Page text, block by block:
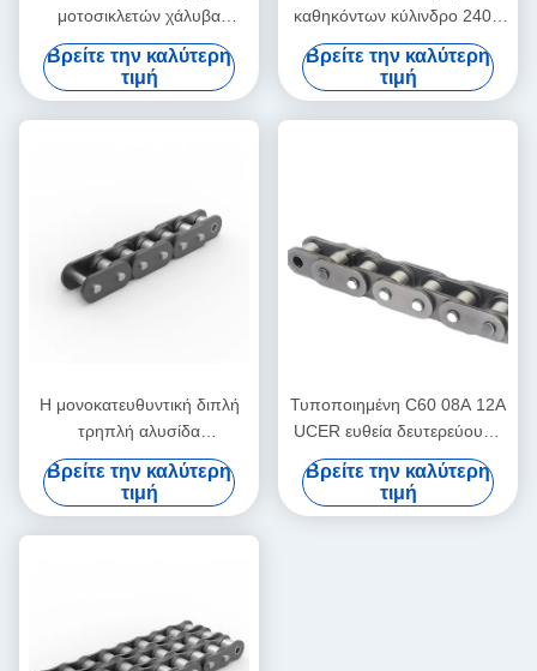
μοτοσικλετών χάλυβα
κραμάτων 415 420 428
μετάδοσης αλυσίδων Drive
Βρείτε την καλύτερη
τιμή
καθηκόντων κύλινδρο 240H
αλυσοδένει μια σειρά
Βρείτε την καλύτερη
τιμή
Η μονοκατευθυντική διπλή
τρηπλή αλυσίδα
6.3519.05mm Drive
μετάδοσης απότομα ρίχνει
Βρείτε την καλύτερη
τιμή
Τυποποιημένη C60 08A 12A
UCER ευθεία δευτερεύουσα
αλυσίδα πιάτων
Βρείτε την καλύτερη
τιμή